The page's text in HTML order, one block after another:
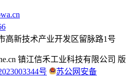
高新技术产业开发区留脉路1号
镇江信禾工业科技有限公司 版
号
苏公网安备